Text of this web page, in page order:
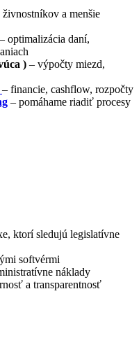
živnostníkov a menšie
– optimalizácia daní,
) – výpočty miezd,
– financie, cashflow, rozpočty
– pomáhame riadiť procesy
ktorí sledujú legislatívne
softvérmi
náklady
a transparentnosť